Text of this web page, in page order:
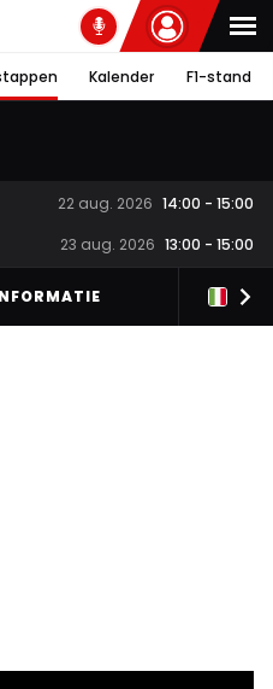
Kalender F1-stand
22 aug. 2026 14:00 - 15:00
23 aug. 2026 13:00 - 15:00